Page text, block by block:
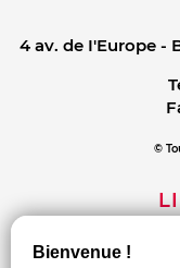
4 av. de I'Europe -
©